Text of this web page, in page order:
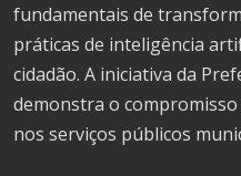
fundamentais de
práticas de inteligência
cidadão. A iniciativa da
demonstra o compromisso
nos serviços públicos